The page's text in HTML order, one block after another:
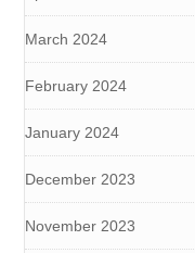
March 2024
February 2024
January 2024
December 2023
November 2023